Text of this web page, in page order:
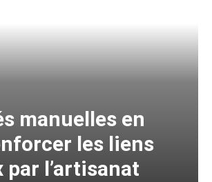
manuelles en
les liens
par l’artisanat